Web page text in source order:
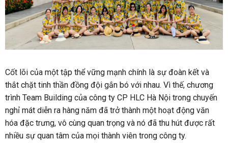
Cốt lõi của một tập thể vững mạnh chính là sự đoàn kết và
thắt chặt tinh thần đồng đội gắn bó với nhau. Vì thế, chương
trình Team Building của công ty CP HLC Hà Nội trong chuyến
nghỉ mát diễn ra hàng năm đã trở thành một hoạt động văn
hóa đặc trưng, vô cùng quan trọng và nó đã thu hút được rất
nhiều sự quan tâm của mọi thành viên trong công ty.